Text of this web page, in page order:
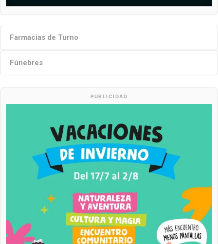
Farmacias de Turno
Fúnebres
PUBLICIDAD